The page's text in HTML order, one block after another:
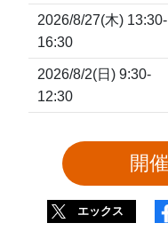
2026/8/27(木) 13:30-
16:30
2026/8/2(日) 9:30-
12:30
エックス